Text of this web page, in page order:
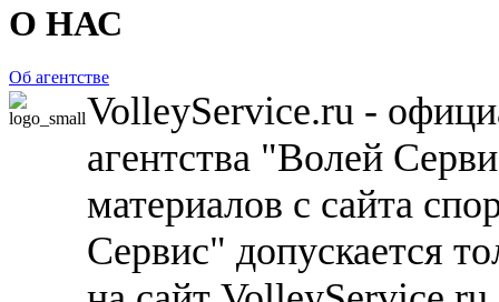
О НАС
Об агентстве
VolleyService.ru -
агентства "Волей
материалов с сайта
Сервис" допускается